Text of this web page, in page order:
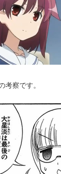
考察です。